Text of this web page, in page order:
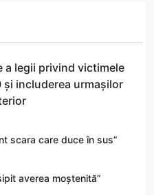
a legii privind victimele
și includerea urmașilor
scara care duce în sus”
averea moștenită”